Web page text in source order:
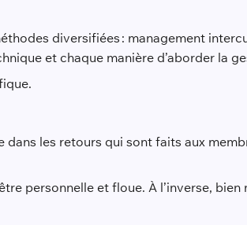
diversifiées : management
et chaque manière d’aborder la
les retours qui sont faits aux
personnelle et floue. À l’inverse, bien